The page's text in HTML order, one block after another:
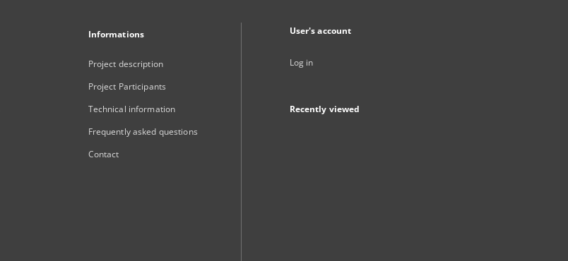
Informations
Project description
Project Participants
Technical information
Frequently asked questions
Contact
User's account
Log in
Recently viewed